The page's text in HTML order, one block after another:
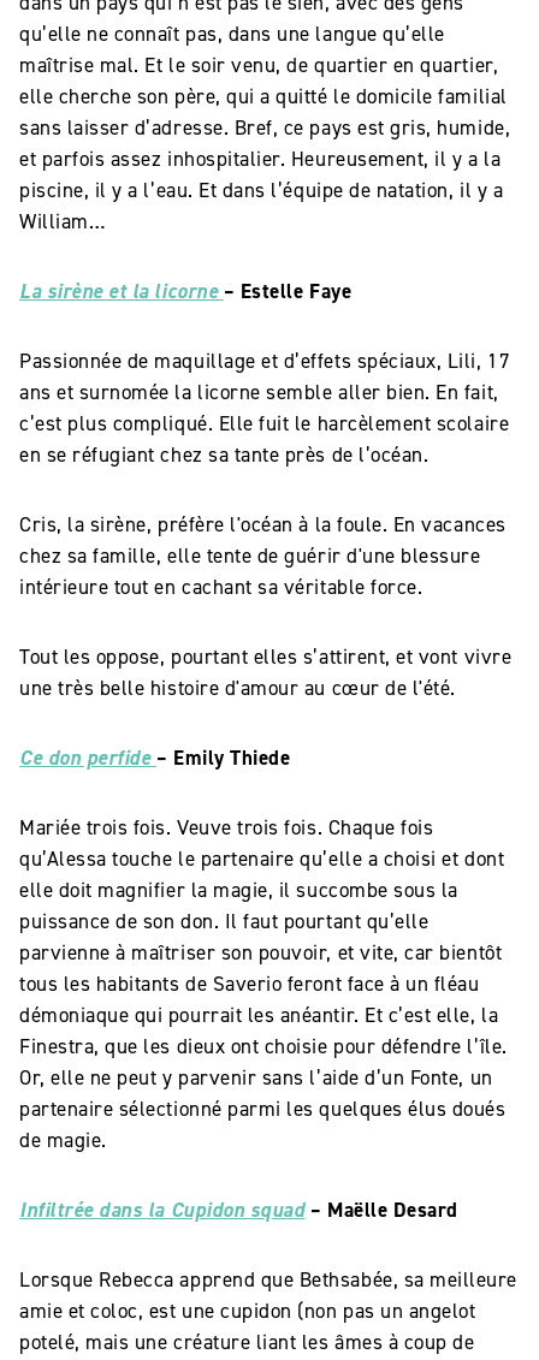
qu’elle ne connaît pas, dans une langue qu’elle
maîtrise mal. Et le soir venu, de quartier en quartier,
elle cherche son père, qui a quitté le domicile familial
sans laisser d’adresse. Bref, ce pays est gris, humide,
et parfois assez inhospitalier. Heureusement, il y a la
piscine, il y a l’eau. Et dans l’équipe de natation, il y a
William…
La sirène et la licorne – Estelle Faye
Passionnée de maquillage et d’effets spéciaux, Lili, 17
ans et surnomée la licorne semble aller bien. En fait,
c’est plus compliqué. Elle fuit le harcèlement scolaire
en se réfugiant chez sa tante près de l’océan.
Cris, la sirène, préfère l'océan à la foule. En vacances
chez sa famille, elle tente de guérir d'une blessure
intérieure tout en cachant sa véritable force.
Tout les oppose, pourtant elles s’attirent, et vont vivre
une très belle histoire d'amour au cœur de l'été.
Ce don perfide – Emily Thiede
Mariée trois fois. Veuve trois fois. Chaque fois
qu’Alessa touche le partenaire qu’elle a choisi et dont
elle doit magnifier la magie, il succombe sous la
puissance de son don. Il faut pourtant qu’elle
parvienne à maîtriser son pouvoir, et vite, car bientôt
tous les habitants de Saverio feront face à un fléau
démoniaque qui pourrait les anéantir. Et c’est elle, la
Finestra, que les dieux ont choisie pour défendre l’île.
Or, elle ne peut y parvenir sans l’aide d’un Fonte, un
partenaire sélectionné parmi les quelques élus doués
de magie.
Infiltrée dans la Cupidon squad – Maëlle Desard
Lorsque Rebecca apprend que Bethsabée, sa meilleure
amie et coloc, est une cupidon (non pas un angelot
potelé, mais une créature liant les âmes à coup de